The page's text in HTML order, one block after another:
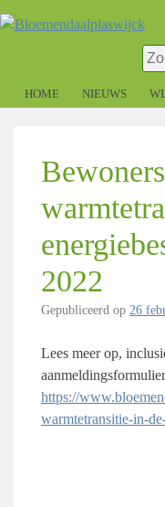
Skip
to
HOME NIEUWS
2022
Gepubliceerd op 26
Lees meer op,
https://
warmtetransitie-in-